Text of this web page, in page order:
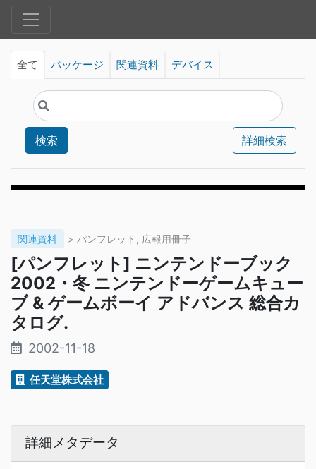
全て パッケージ 関連資料 デバイス
検索 詳細検索
関連資料 > パンフレット, 広報用冊子
[パンフレット] ニンテンドーブック
2002・冬 ニンテンドーゲームキュー
ブ & ゲームボーイ アドバンス 総合カ
タログ.
2002-11-18
任天堂株式会社
詳細メタデータ